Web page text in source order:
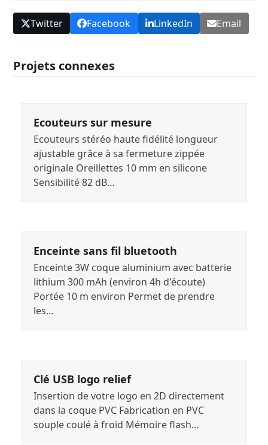
Twitter Facebook LinkedIn Email
Projets connexes
Ecouteurs sur mesure
Ecouteurs stéréo haute fidélité longueur
ajustable grâce à sa fermeture zippée
originale Oreillettes 10 mm en silicone
Sensibilité 82 dB…
Enceinte sans fil bluetooth
Enceinte 3W coque aluminium avec batterie
lithium 300 mAh (environ 4h d'écoute)
Portée 10 m environ Permet de prendre
les…
Clé USB logo relief
Insertion de votre logo en 2D directement
dans la coque PVC Fabrication en PVC
souple coulé à froid Mémoire flash…